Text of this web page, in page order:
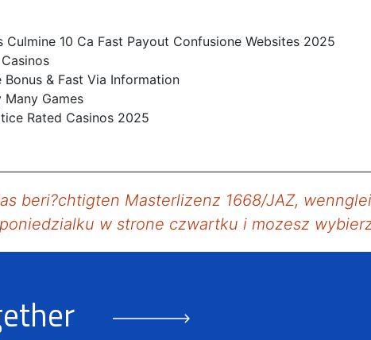
10 Ca Fast Payout Confusione Websites 2025
& Fast Via Information
Games
Rated Casinos 2025
beri?chtigten Masterlizenz 1668/JAZ,
w strone czwartku i mozesz